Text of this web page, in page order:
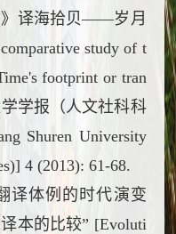
》译海拾贝——岁月
study of t
footprint or tran
学报（人文社科科
Shuren University
4 (2013): 61-68.
译体例的时代演变
本的比较” [Evoluti